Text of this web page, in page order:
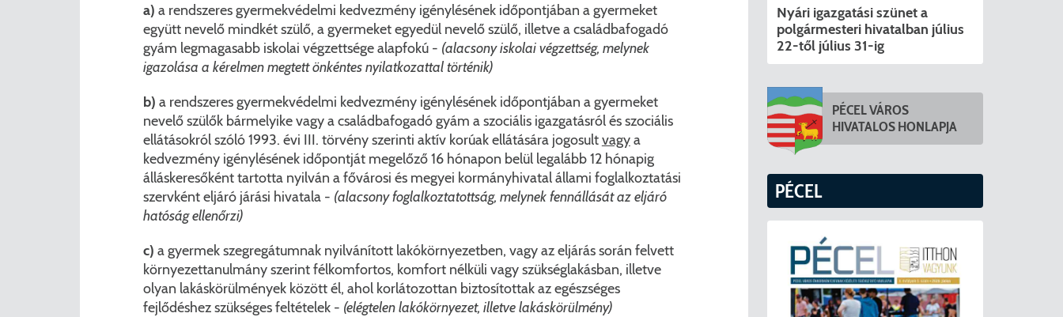
a) a rendszeres gyermekvédelmi kedvezmény igénylésének időpontjában a gyermeket
együtt nevelő mindkét szülő, a gyermeket egyedül nevelő szülő, illetve a családbafogadó
gyám legmagasabb iskolai végzettsége alapfokú - (alacsony iskolai végzettség, melynek
igazolása a kérelmen megtett önkéntes nyilatkozattal történik)
b) a rendszeres gyermekvédelmi kedvezmény igénylésének időpontjában a gyermeket
nevelő szülők bármelyike vagy a családbafogadó gyám a szociális igazgatásról és szociális
ellátásokról szóló 1993. évi III. törvény szerinti aktív korúak ellátására jogosultvagya
kedvezmény igénylésének időpontját megelőző 16 hónapon belül legalább 12 hónapig
álláskeresőként tartotta nyilván a fővárosi és megyei kormányhivatal állami foglalkoztatási
szervként eljáró járási hivatala - (alacsony foglalkoztatottság, melynek fennállását az eljáró
hatóság ellenőrzi)
c) a gyermek szegregátumnak nyilvánított lakókörnyezetben, vagy az eljárás során felvett
környezettanulmány szerint félkomfortos, komfort nélküli vagy szükséglakásban, illetve
olyan lakáskörülmények között él, ahol korlátozottan biztosítottak az egészséges
fejlődéshez szükséges feltételek - (elégtelen lakókörnyezet, illetve lakáskörülmény)
Nyári igazgatási szünet a
polgármesteri hivatalban július
22-től július 31-ig
PÉCEL VÁROS
HIVATALOS HONLAPJA
PÉCEL